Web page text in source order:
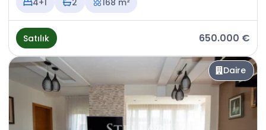
4+1
2 168 m²
Satılık 650.000 €
Daire